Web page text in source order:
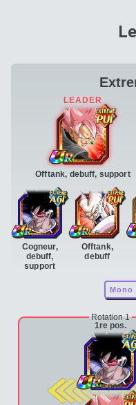
Offtank, debuff, support
Cogneur,
debuff,
support
Offtank,
debuff
Mono
Rotation 1
1re pos.
2e pos.